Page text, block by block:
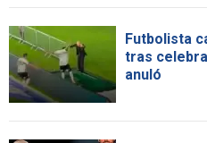
Futbolista
tras
anuló